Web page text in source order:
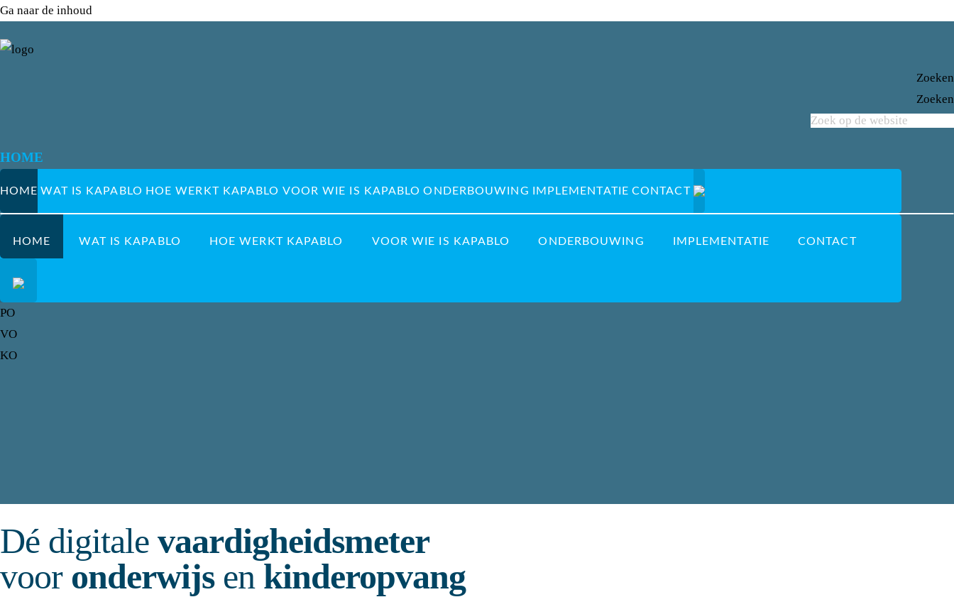
Ga naar de inhoud
Zoeken
Zoeken
HOME
HOME WAT IS KAPABLO HOE WERKT KAPABLO VOOR WIE IS KAPABLO ONDERBOUWING IMPLEMENTATIE CONTACT
HOME WAT IS KAPABLO HOE WERKT KAPABLO VOOR WIE IS KAPABLO ONDERBOUWING IMPLEMENTATIE CONTACT
PO
VO
KO
Dé digitale vaardigheidsmeter
voor onderwijsen kinderopvang